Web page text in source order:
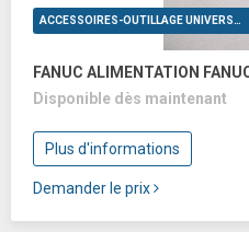
ACCESSOIRES-OUTILLAGE UNIVERSELS
FANUC ALIMENTATION
Disponible dès maintenant
Plus d'informations
Demander le prix